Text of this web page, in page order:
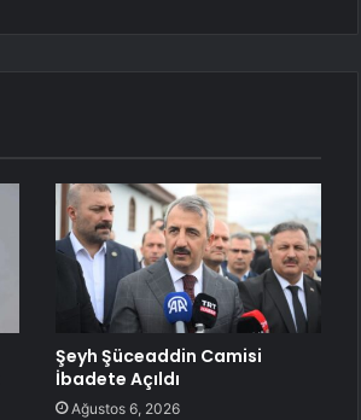
Şeyh Şüceaddin Camisi
İbadete Açıldı
Ağustos 6, 2026